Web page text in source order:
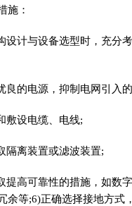
施：
设计与设备选型时，充分
良的电源，抑制电网引入
敷设电缆、电线;
隔离装置或滤波装置;
提高可靠性的措施，如数
余等;6)正确选择接地方式